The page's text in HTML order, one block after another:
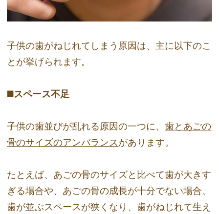
子供の歯がねじれてしまう原因は、主に以下のこ
とが挙げられます。
◼️スペース不足
子供の歯並びが乱れる原因の一つに、歯とあごの
骨のサイズのアンバランスがあります。
たとえば、あごの骨のサイズと比べて歯が大きす
ぎる場合や、あごの骨の成長が十分でない場合、
歯が並ぶスペースが狭くなり、歯がねじれて生え